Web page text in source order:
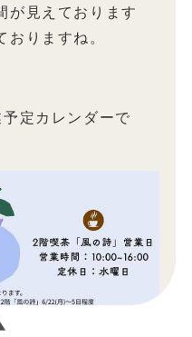
が見えております
おりますね。
定カレンダーで